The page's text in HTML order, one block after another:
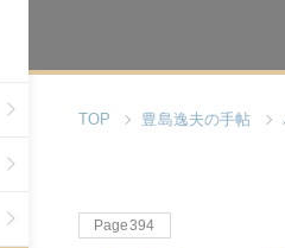
TOP 豊島逸夫の手帖
Page394